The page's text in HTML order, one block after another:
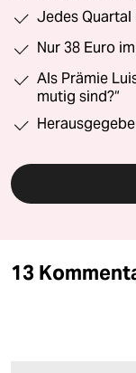
Jedes Quartal
Nur 38 Euro
Als Prämie
mutig sind?“
13